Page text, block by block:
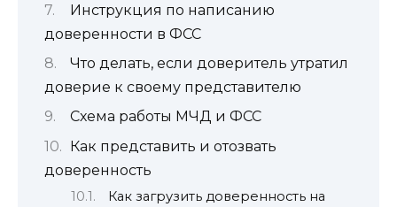
Инструкция по написанию
доверенности в ФСС
Что делать, если доверитель утратил
доверие к своему представителю
Схема работы МЧД и ФСС
Как представить и отозвать
доверенность
Как загрузить доверенность на